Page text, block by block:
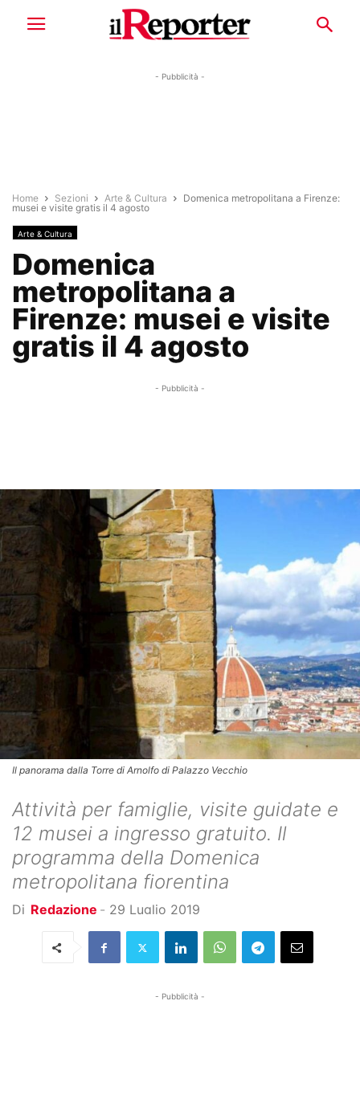
- Pubblicità -
Home Sezioni Arte & Cultura
Domenica metropolitana a Firenze:
musei e visite gratis il 4 agosto
Arte & Cultura
Domenica
metropolitana a
Firenze: musei e visite
gratis il 4 agosto
- Pubblicità -
Il panorama dalla Torre di Arnolfo di Palazzo Vecchio
Attività per famiglie, visite guidate e
12 musei a ingresso gratuito. Il
programma della Domenica
metropolitana fiorentina
Di Redazione - 29 Luglio 2019
- Pubblicità -